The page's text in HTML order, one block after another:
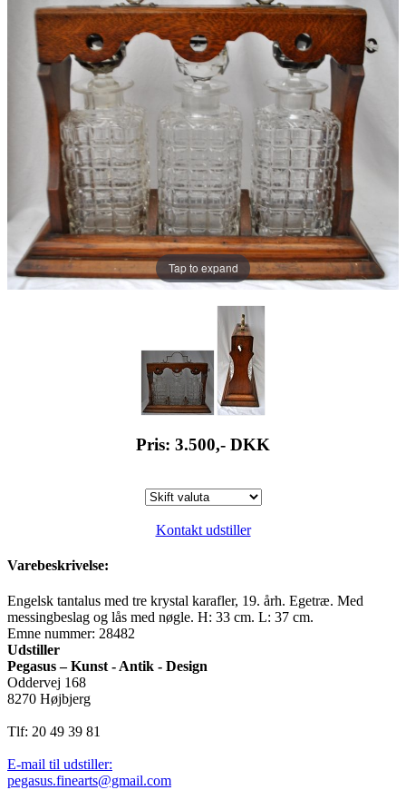
Tap to expand
Pris: 3.500,- DKK
Kontakt udstiller
Varebeskrivelse:
Engelsk tantalus med tre krystal karafler, 19. årh. Egetræ. Med
messingbeslag og lås med nøgle. H: 33 cm. L: 37 cm.
Emne nummer: 28482
Udstiller
Pegasus – Kunst - Antik - Design
Oddervej 168
8270 Højbjerg
Tlf: 20 49 39 81
E-mail til udstiller:
pegasus.finearts@gmail.com